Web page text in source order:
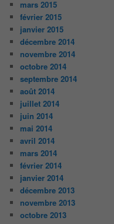
mars 2015
février 2015
janvier 2015
décembre 2014
novembre 2014
octobre 2014
septembre 2014
août 2014
juillet 2014
juin 2014
mai 2014
avril 2014
mars 2014
février 2014
janvier 2014
décembre 2013
novembre 2013
octobre 2013